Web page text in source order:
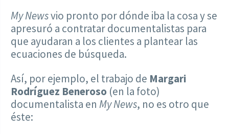
My Newsvio pronto por dónde iba la cosa y se
apresuró a contratar documentalistas para
que ayudaran a los clientes a plantear las
ecuaciones de búsqueda.
Así, por ejemplo, el trabajo de Margari
Rodríguez Beneroso (en la foto)
documentalista en My News, no es otro que
éste: